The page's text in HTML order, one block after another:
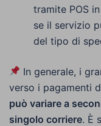
tramite POS
se il servizio
del tipo di
In generale, i
verso i pagamenti
può variare a
singolo corriere. È